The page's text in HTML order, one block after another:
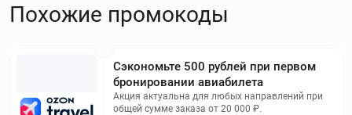
Похожие промокоды
Сэкономьте 500 рублей при первом
бронировании авиабилета
Акция актуальна для любых направлений при
общей сумме заказа от 20 000 ₽.